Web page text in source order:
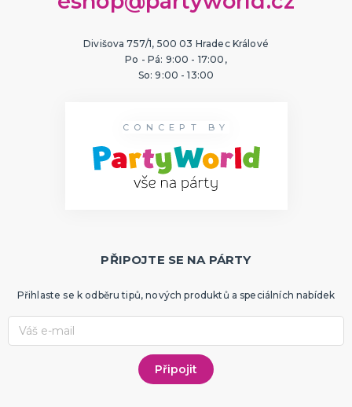
Divišova 757/1, 500 03 Hradec Králové
Po - Pá: 9:00 - 17:00,
So: 9:00 - 13:00
CONCEPT BY
PŘIPOJTE SE NA PÁRTY
Přihlaste se k odběru tipů, nových produktů a speciálních nabídek